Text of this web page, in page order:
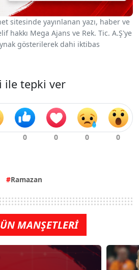
sitesinde yayınlanan yazı, haber ve
hakkı Mega Ajans ve Rek. Tic. A.Ş'ye
gösterilerek dahi iktibas
ile tepki ver
Ramazan
MANŞETLERİ